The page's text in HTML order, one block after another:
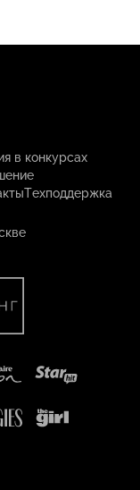
в конкурсах
Техподдержка